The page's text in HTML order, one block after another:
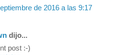
de 2016 a las 9:17
dijo...
post :-)